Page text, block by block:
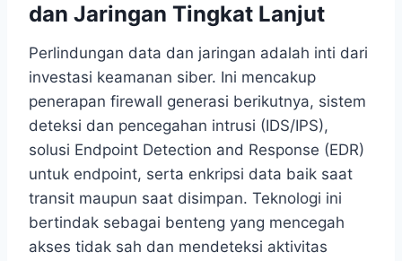
dan Jaringan Tingkat Lanjut
Perlindungan data dan jaringan adalah inti dari
investasi keamanan siber. Ini mencakup
penerapan firewall generasi berikutnya, sistem
deteksi dan pencegahan intrusi (IDS/IPS),
solusi Endpoint Detection and Response (EDR)
untuk endpoint, serta enkripsi data baik saat
transit maupun saat disimpan. Teknologi ini
bertindak sebagai benteng yang mencegah
akses tidak sah dan mendeteksi aktivitas